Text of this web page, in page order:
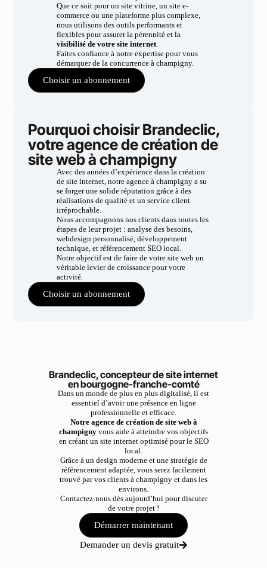
Que ce soit pour un site vitrine, un site e-
commerce ou une plateforme plus complexe,
nous utilisons des outils performants et
flexibles pour assurer la pérennité et la
visibilité de votre site internet.
Faites confiance à notre expertise pour vous
démarquer de la concurrence à champigny.
Choisir un abonnement
Pourquoi choisir Brandeclic,
votre agence de création de
site web à champigny
Avec des années d’expérience dans la création
de site internet, notre agence à champigny a su
se forger une solide réputation grâce à des
réalisations de qualité et un service client
irréprochable.
Nous accompagnons nos clients dans toutes les
étapes de leur projet : analyse des besoins,
webdesign personnalisé, développement
technique, et référencement SEO local.
Notre objectif est de faire de votre site web un
véritable levier de croissance pour votre
activité.
Choisir un abonnement
Brandeclic, concepteur de site internet
en bourgogne-franche-comté
Dans un monde de plus en plus digitalisé, il est
essentiel d’avoir une présence en ligne
professionnelle et efficace.
Notre agence de création de site web à
champigny vous aide à atteindre vos objectifs
en créant un site internet optimisé pour le SEO
local.
Grâce à un design moderne et une stratégie de
référencement adaptée, vous serez facilement
trouvé par vos clients à champigny et dans les
environs.
Contactez-nous dès aujourd’hui pour discuter
de votre projet !
Démarrer maintenant
Demander un devis gratuit